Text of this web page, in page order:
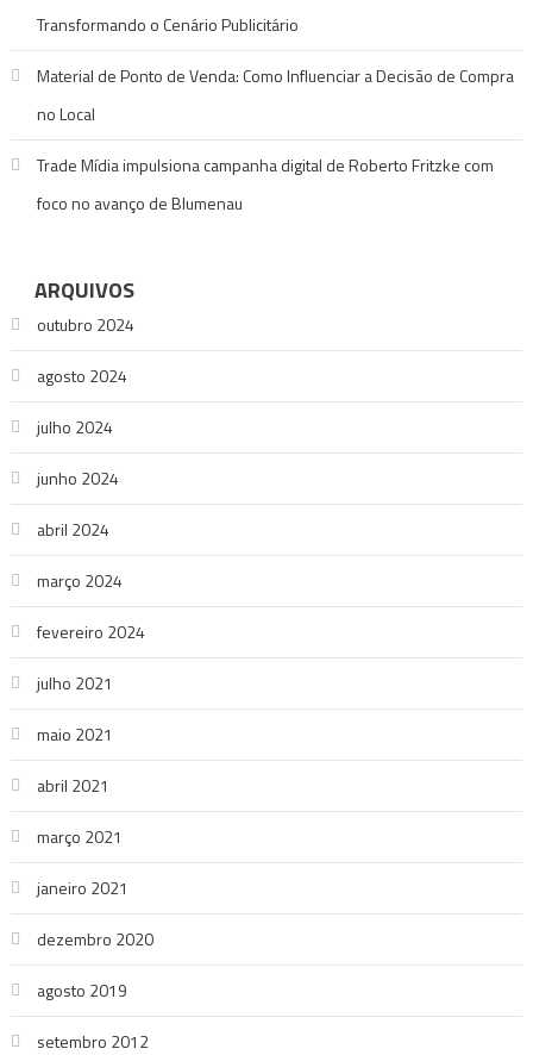
Transformando o Cenário Publicitário
Material de Ponto de Venda: Como Influenciar a Decisão de Compra
no Local
Trade Mídia impulsiona campanha digital de Roberto Fritzke com
foco no avanço de Blumenau
ARQUIVOS
outubro 2024
agosto 2024
julho 2024
junho 2024
abril 2024
março 2024
fevereiro 2024
julho 2021
maio 2021
abril 2021
março 2021
janeiro 2021
dezembro 2020
agosto 2019
setembro 2012